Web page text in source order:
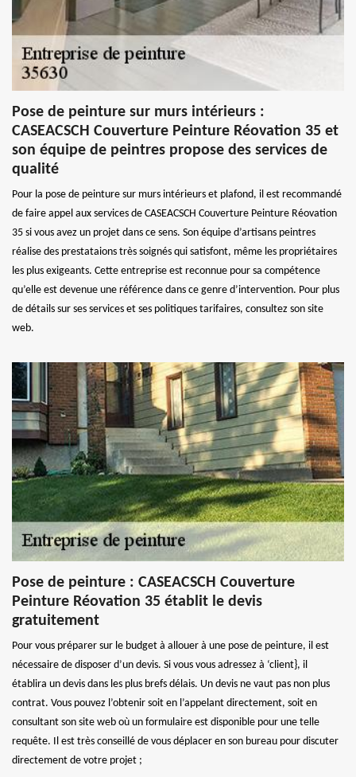
Pose de peinture sur murs intérieurs :
CASEACSCH Couverture Peinture Réovation 35 et
son équipe de peintres propose des services de
qualité
Pour la pose de peinture sur murs intérieurs et plafond, il est recommandé
de faire appel aux services de CASEACSCH Couverture Peinture Réovation
35 si vous avez un projet dans ce sens. Son équipe d’artisans peintres
réalise des prestataions très soignés qui satisfont, même les propriétaires
les plus exigeants. Cette entreprise est reconnue pour sa compétence
qu’elle est devenue une référence dans ce genre d’intervention. Pour plus
de détails sur ses services et ses politiques tarifaires, consultez son site
web.
Pose de peinture : CASEACSCH Couverture
Peinture Réovation 35 établit le devis
gratuitement
Pour vous préparer sur le budget à allouer à une pose de peinture, il est
nécessaire de disposer d’un devis. Si vous vous adressez à ‘client}, il
établira un devis dans les plus brefs délais. Un devis ne vaut pas non plus
contrat. Vous pouvez l’obtenir soit en l’appelant directement, soit en
consultant son site web où un formulaire est disponible pour une telle
requête. Il est très conseillé de vous déplacer en son bureau pour discuter
directement de votre projet ;